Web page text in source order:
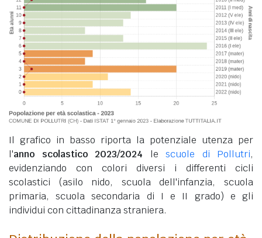
Il grafico in basso riporta la potenziale utenza per
l'anno scolastico 2023/2024 le scuole di Pollutri,
evidenziando con colori diversi i differenti cicli
scolastici (asilo nido, scuola dell'infanzia, scuola
primaria, scuola secondaria di I e II grado) e gli
individui con cittadinanza straniera.